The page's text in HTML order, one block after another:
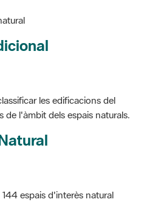
les edificacions del
de l'àmbit dels espais naturals.
espais d'interès natural